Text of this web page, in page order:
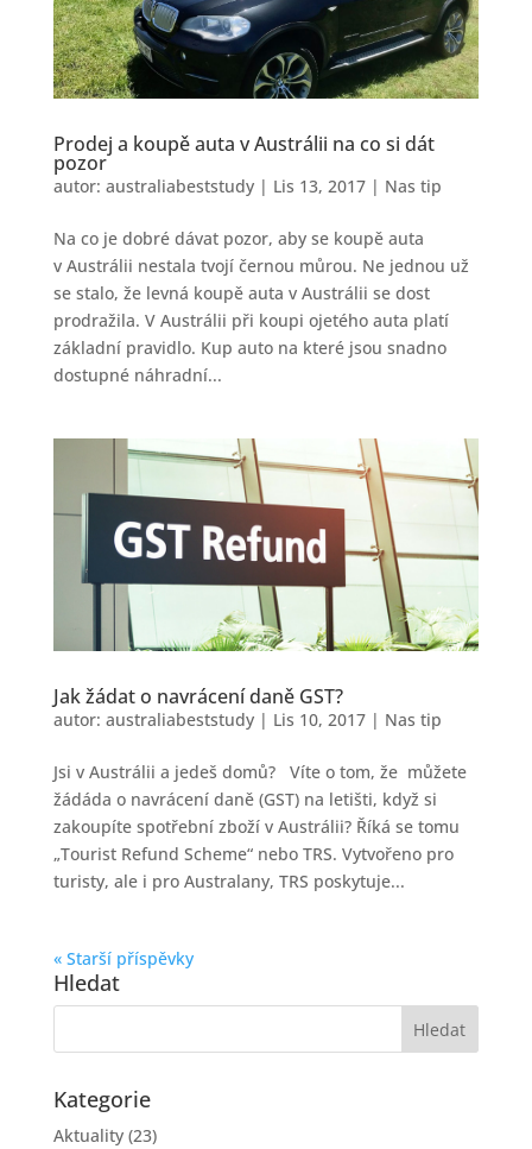
Prodej a koupě auta v Austrálii na co si dát
pozor
autor: australiabeststudy| Lis 13, 2017| Nas tip
Na co je dobré dávat pozor, aby se koupě auta
v Austrálii nestala tvojí černou můrou. Ne jednou už
se stalo, že levná koupě auta v Austrálii se dost
prodražila. V Austrálii při koupi ojetého auta platí
základní pravidlo. Kup auto na které jsou snadno
dostupné náhradní...
Jak žádat o navrácení daně GST?
autor: australiabeststudy| Lis 10, 2017| Nas tip
Jsi v Austrálii a jedeš domů? Víte o tom, že můžete
žádáda o navrácení daně (GST) na letišti, když si
zakoupíte spotřební zboží v Austrálii? Říká se tomu
„Tourist Refund Scheme“ nebo TRS. Vytvořeno pro
turisty, ale i pro Australany, TRS poskytuje...
« Starší příspěvky
Hledat
Kategorie
Aktuality(23)